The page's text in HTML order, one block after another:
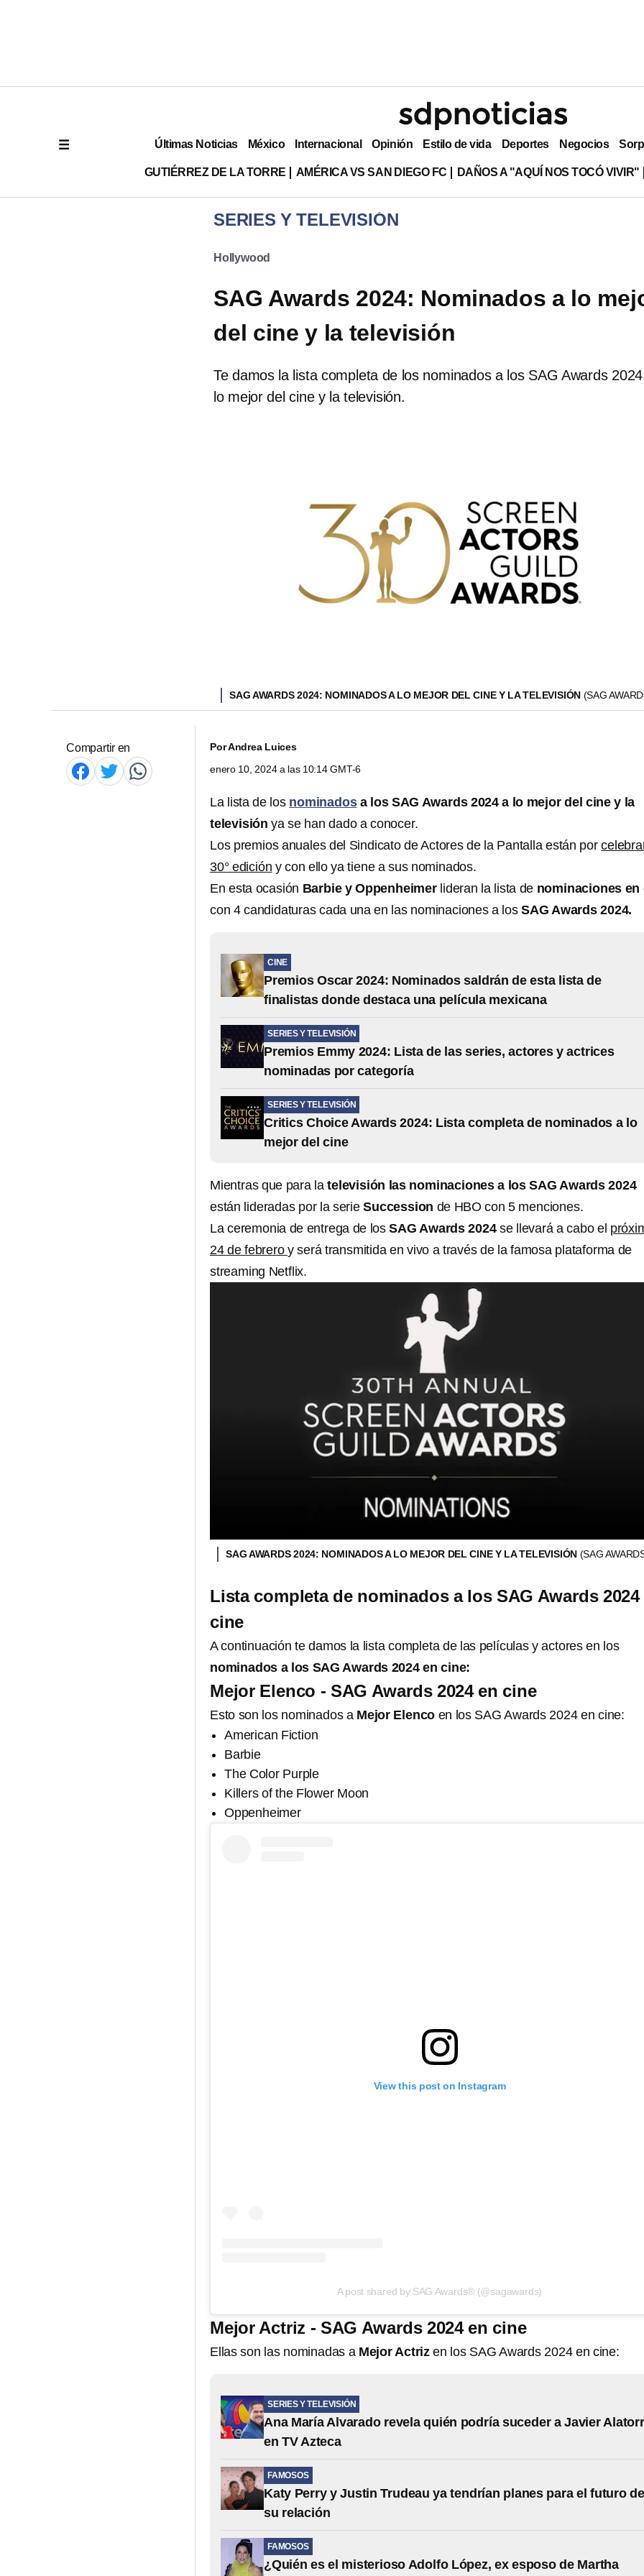
Últimas Noticias México Internacional Opinión Estilo de vida Deportes Negocios
GUTIÉRREZ DE LA TORRE AMÉRICA VS SAN DIEGO FC DAÑOS A "AQUÍ NOS TOCÓ VIVIR"
SERIES Y TELEVISIÓN
Hollywood
SAG Awards 2024: Nominados a lo
del cine y la televisión
Te damos la lista completa de los nominados a los SAG Awards
lo mejor del cine y la televisión.
SAG AWARDS 2024: NOMINADOS A LO MEJOR DEL CINE Y LA TELEVISIÓN (SAG
Compartir en PorAndrea Luices
enero 10, 2024 a las 10:14 GMT-6
La lista de los nominadosa los SAG Awards 2024 a lo mejor del cine y la
televisión ya se han dado a conocer.
Los premios anuales del Sindicato de Actores de la Pantalla están por
30° edición y con ello ya tiene a sus nominados.
En esta ocasión Barbie y Oppenheimer lideran la lista de nominaciones en
con 4 candidaturas cada una en las nominaciones a losSAG Awards 2024.
CINE
Premios Oscar 2024: Nominados saldrán de esta lista de
finalistas donde destaca una película mexicana
SERIES Y TELEVISIÓN
Premios Emmy 2024: Lista de las series, actores y actrices
nominadas por categoría
SERIES Y TELEVISIÓN
Critics Choice Awards 2024: Lista completa de nominados a lo
mejor del cine
Mientras que para latelevisión las nominaciones a los SAG Awards 2024
están lideradas por la serieSuccession de HBO con 5 menciones.
La ceremonia de entrega de losSAG Awards 2024se llevará a cabo el
24 de febreroy será transmitida en vivo a través de la famosa plataforma de
streaming Netflix.
SAG AWARDS 2024: NOMINADOS A LO MEJOR DEL CINE Y LA TELEVISIÓN (SAG
Lista completa de nominados a los SAG Awards 2024
cine
A continuación te damos la lista completa de las películas y actores en los
nominados a los SAG Awards 2024 en cine:
Mejor Elenco - SAG Awards 2024 en cine
Esto son los nominados a Mejor Elenco en los SAG Awards 2024 en cine:
American Fiction
Barbie
The Color Purple
Killers of the Flower Moon
Oppenheimer
View this post on Instagram
A post shared by SAG Awards® (@sagawards)
Mejor Actriz - SAG Awards 2024 en cine
Ellas son las nominadas a Mejor Actrizen los SAG Awards 2024 en cine:
SERIES Y TELEVISIÓN
Ana María Alvarado revela quién podría suceder a Javier
en TV Azteca
FAMOSOS
Katy Perry y Justin Trudeau ya tendrían planes para el futuro de
su relación
FAMOSOS
¿Quién es el misterioso Adolfo López, ex esposo de Martha